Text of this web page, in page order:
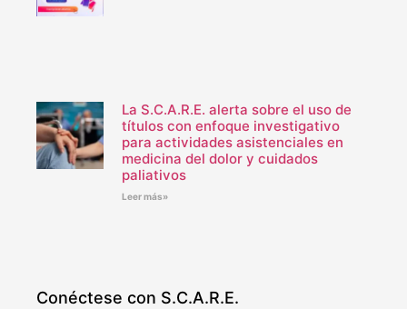
La S.C.A.R.E. alerta sobre el uso de
títulos con enfoque investigativo
para actividades asistenciales en
medicina del dolor y cuidados
paliativos
Leer más»
Conéctese con S.C.A.R.E.